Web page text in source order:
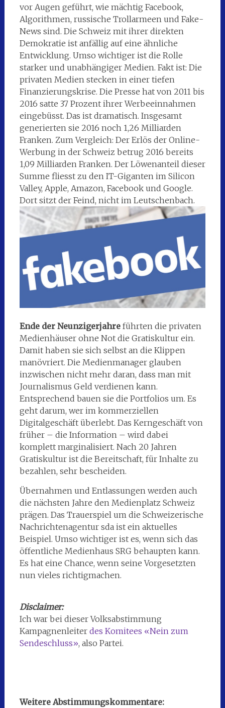
vor Augen geführt, wie mächtig Facebook,
Algorithmen, russische Trollarmeen und Fake-
News sind. Die Schweiz mit ihrer direkten
Demokratie ist anfällig auf eine ähnliche
Entwicklung. Umso wichtiger ist die Rolle
starker und unabhängiger Medien. Fakt ist: Die
privaten Medien stecken in einer tiefen
Finanzierungskrise. Die Presse hat von 2011 bis
2016 satte 37 Prozent ihrer Werbeeinnahmen
eingebüsst. Das ist dramatisch. Insgesamt
generierten sie 2016 noch 1,26 Milliarden
Franken. Zum Vergleich: Der Erlös der Online-
Werbung in der Schweiz betrug 2016 bereits
1,09 Milliarden Franken. Der Löwenanteil dieser
Summe fliesst zu den IT-Giganten im Silicon
Valley, Apple, Amazon, Facebook und Google.
Dort sitzt der Feind, nicht im Leutschenbach.
Ende der Neunzigerjahreführten die privaten
Medienhäuser ohne Not die Gratiskultur ein.
Damit haben sie sich selbst an die Klippen
manövriert. Die Medienmanager glauben
inzwischen nicht mehr daran, dass man mit
Journalismus Geld verdienen kann.
Entsprechend bauen sie die Portfolios um. Es
geht darum, wer im kommerziellen
Digitalgeschäft überlebt. Das Kerngeschäft von
früher – die Information – wird dabei
komplett marginalisiert. Nach 20 Jahren
Gratiskultur ist die Bereitschaft, für Inhalte zu
bezahlen, sehr bescheiden.
Übernahmen und Entlassungen werden auch
die nächsten Jahre den Medienplatz Schweiz
prägen. Das Trauerspiel um die Schweizerische
Nachrichtenagentur sda ist ein aktuelles
Beispiel. Umso wichtiger ist es, wenn sich das
öffentliche Medienhaus SRG behaupten kann.
Es hat eine Chance, wenn seine Vorgesetzten
nun vieles richtigmachen.
Disclaimer:
Ich war bei dieser Volksabstimmung
Kampagnenleiter des Komitees «Nein zum
Sendeschluss», also Partei.
Weitere Abstimmungskommentare: